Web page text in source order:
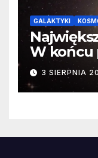
GALAKTYKI
W końcu
3 SIERPNIA